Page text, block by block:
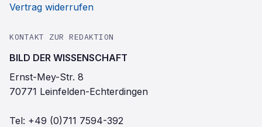
Vertrag widerrufen
KONTAKT ZUR REDAKTION
BILD DER WISSENSCHAFT
Ernst-Mey-Str. 8
70771 Leinfelden-Echterdingen
Tel: +49 (0)711 7594-392